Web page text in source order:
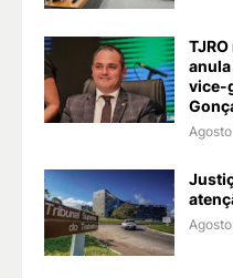
vice-